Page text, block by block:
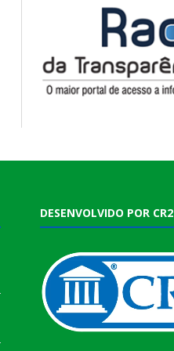
DESENVOLVIDO POR CR2